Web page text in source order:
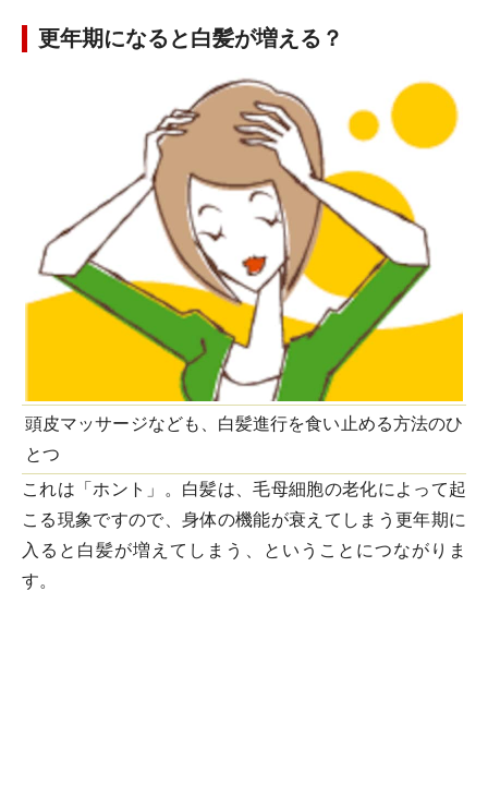
更年期になると白髪が増える？
頭皮マッサージなども、白髪進行を食い止める方法のひ
とつ
これは「ホント」。白髪は、毛母細胞の老化によって起
こる現象ですので、身体の機能が衰えてしまう更年期に
入ると白髪が増えてしまう、ということにつながりま
す。